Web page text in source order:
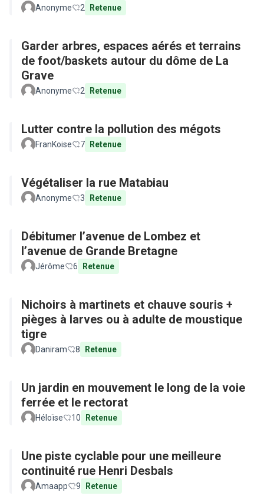
Anonyme 2 Retenue
Garder arbres, espaces aérés et terrains
de foot/baskets autour du dôme de La
Grave
Anonyme 2 Retenue
Lutter contre la pollution des mégots
FranKoise 7 Retenue
Végétaliser la rue Matabiau
Anonyme 3 Retenue
Débitumer l’avenue de Lombez et
l’avenue de Grande Bretagne
Jérôme 6 Retenue
Nichoirs à martinets et chauve souris +
pièges à larves ou à adulte de moustique
tigre
Daniram 8 Retenue
Un jardin en mouvement le long de la voie
ferrée et le rectorat
Héloïse 10 Retenue
Une piste cyclable pour une meilleure
continuité rue Henri Desbals
Amaapp 9 Retenue